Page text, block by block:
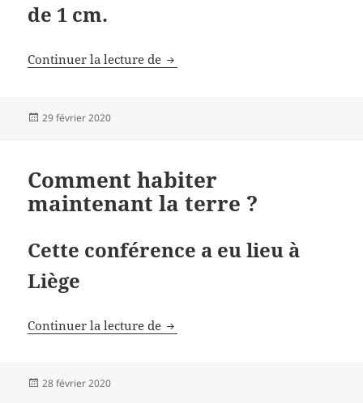
de 1 cm.
Continuer la lecture de La 5G millimétrique fait suer les
Publié
29 février 2020
Comment habiter
maintenant la terre ?
Cette conférence a eu lieu à
Liège
Continuer la lecture de Comment habiter maintenant la
Publié
28 février 2020